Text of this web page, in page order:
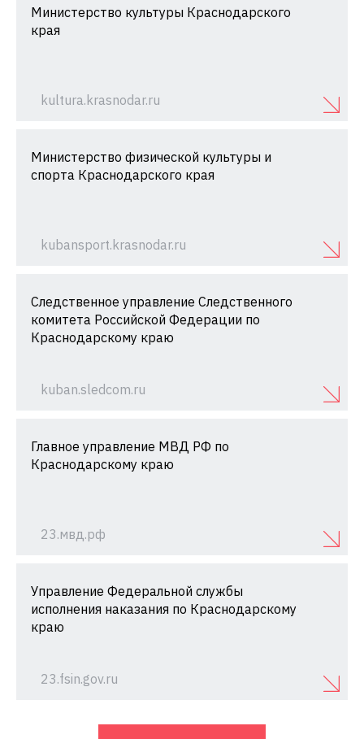
Министерство культуры Краснодарского
края
kultura.krasnodar.ru
Министерство физической культуры и
спорта Краснодарского края
kubansport.krasnodar.ru
Следственное управление Следственного
комитета Российской Федерации по
Краснодарскому краю
kuban.sledcom.ru
Главное управление МВД РФ по
Краснодарскому краю
23.мвд.рф
Управление Федеральной службы
исполнения наказания по Краснодарскому
краю
23.fsin.gov.ru